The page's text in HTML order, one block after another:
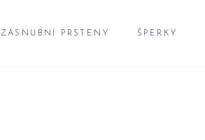
ZÁSNUBNÍ PRSTENY ŠPERKY